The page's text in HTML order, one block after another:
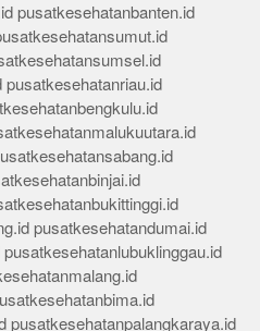
pusatkesehatanbanten.id
pusatkesehatanriau.id
pusatkesehatandumai.id
pusatkesehatanlubuklinggau.id
pusatkesehatanpalangkaraya.id